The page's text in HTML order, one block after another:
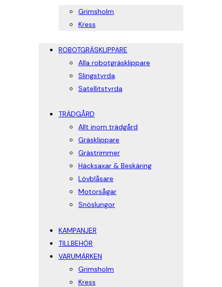
Grimsholm
Kress
ROBOTGRÄSKLIPPARE
Alla robotgräsklippare
Slingstyrda
Satellitstyrda
TRÄDGÅRD
Allt inom trädgård
Gräsklippare
Grästrimmer
Häcksaxar & Beskäring
Lövblåsare
Motorsågar
Snöslungor
KAMPANJER
TILLBEHÖR
VARUMÄRKEN
Grimsholm
Kress